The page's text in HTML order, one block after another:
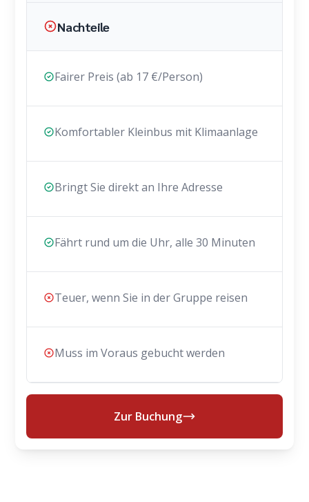
Nachteile
Fairer Preis (ab 17 €/Person)
Teuer, wenn Sie in der Gruppe reisen
Komfortabler Kleinbus mit Klimaanlage
Muss im Voraus gebucht werden
Bringt Sie direkt an Ihre Adresse
Fährt rund um die Uhr, alle 30 Minuten
Zur Buchung